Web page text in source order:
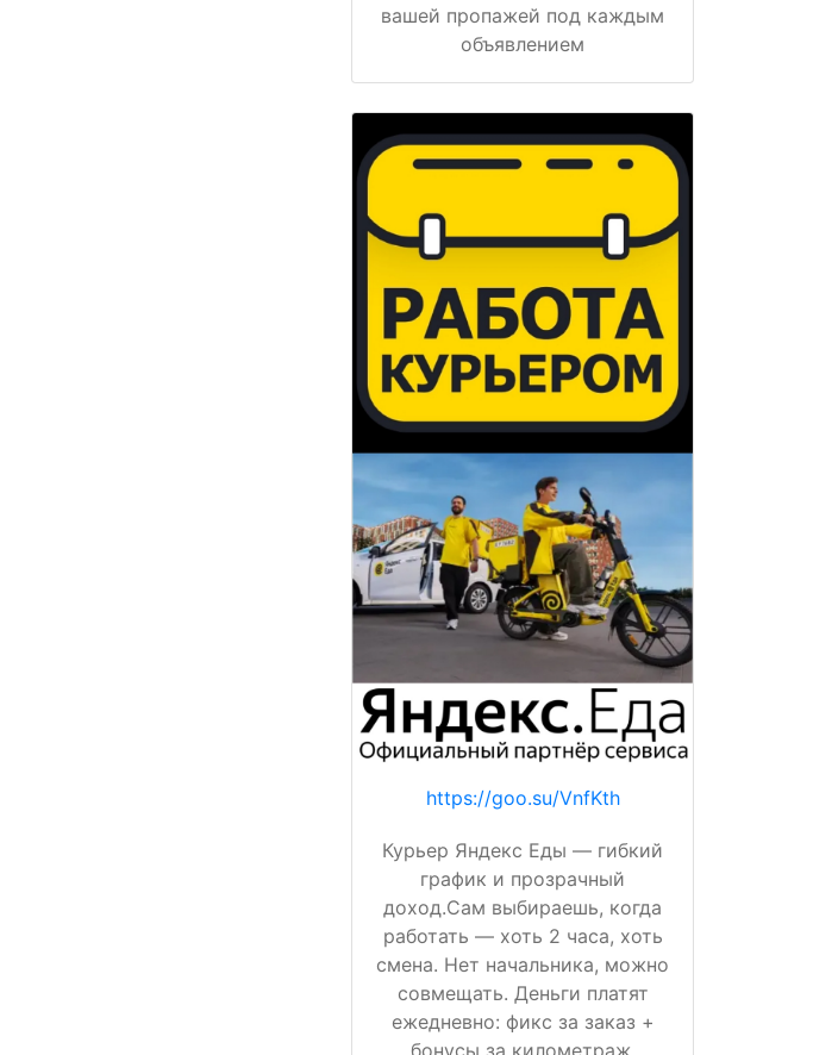
вашей пропажей под каждым
объявлением
https://goo.su/VnfKth
Курьер Яндекс Еды — гибкий
график и прозрачный
доход.Сам выбираешь, когда
работать — хоть 2 часа, хоть
смена. Нет начальника, можно
совмещать. Деньги платят
ежедневно: фикс за заказ +